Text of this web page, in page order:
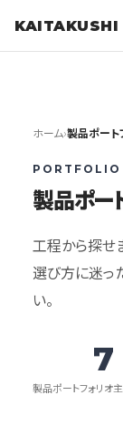
KAITAKUSHI
ホーム›製品ポート
PORTFOLIO
製品ポー
工程から探せ
選び方に迷っ
い。
7
製品ポートフォリオ